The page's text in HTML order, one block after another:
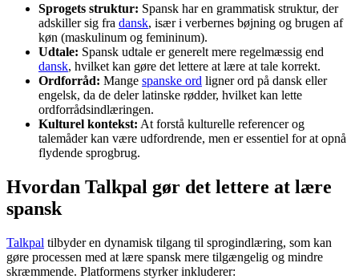
Sprogets struktur: Spansk har en grammatisk struktur, der
adskiller sig fra dansk, især i verbernes bøjning og brugen af
køn (maskulinum og femininum).
Udtale: Spansk udtale er generelt mere regelmæssig end
dansk, hvilket kan gøre det lettere at lære at tale korrekt.
Ordforråd: Mange spanske ord ligner ord på dansk eller
engelsk, da de deler latinske rødder, hvilket kan lette
ordforrådsindlæringen.
Kulturel kontekst: At forstå kulturelle referencer og
talemåder kan være udfordrende, men er essentiel for at opnå
flydende sprogbrug.
Hvordan Talkpal gør det lettere at lære
spansk
Talkpal tilbyder en dynamisk tilgang til sprogindlæring, som kan
gøre processen med at lære spansk mere tilgængelig og mindre
skræmmende. Platformens styrker inkluderer: